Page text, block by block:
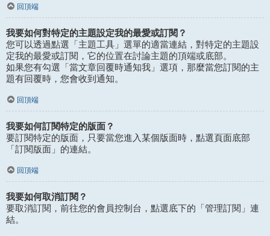
回頂端
我要如何對特定的主題設定我的最愛或訂閱？
您可以透過點選「主題工具」選單的適當連結，對特定的主題設
定我的最愛或訂閱，它的位置在討論主題的頂端或底部。
如果您有勾選「當文章回覆時通知我」選項，那麼當您訂閱的主
題有回覆時，您會收到通知。
回頂端
我要如何訂閱特定的版面？
要訂閱特定的版面，只要當您進入某個版面時，點選頁面底部
「訂閱版面」的連結。
回頂端
我要如何取消訂閱？
要取消訂閱，前往您的會員控制台，點選底下的「管理訂閱」連
結。